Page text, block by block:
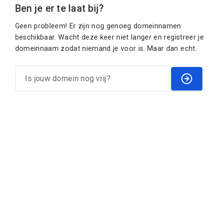
Ben je er te laat bij?
Geen probleem! Er zijn nog genoeg domeinnamen
beschikbaar. Wacht deze keer niet langer en registreer je
domeinnaam zodat niemand je voor is. Maar dan echt.